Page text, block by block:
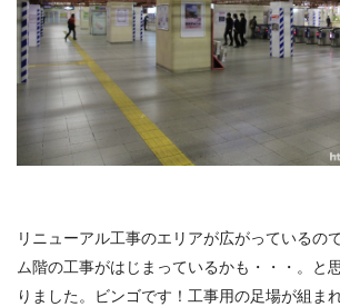
リニューアル工事のエリアが広がっているの
ム階の工事がはじまっているかも・・・。と
りました。ビンゴです！工事用の足場が組ま